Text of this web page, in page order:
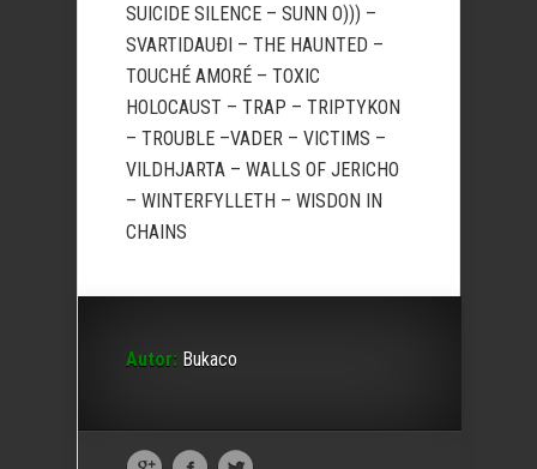
SUICIDE SILENCE – SUNN O))) –
SVARTIDAUÐI – THE HAUNTED –
TOUCHÉ AMORÉ – TOXIC
HOLOCAUST – TRAP – TRIPTYKON
– TROUBLE –VADER – VICTIMS –
VILDHJARTA – WALLS OF JERICHO
– WINTERFYLLETH – WISDON IN
CHAINS
Autor: Bukaco